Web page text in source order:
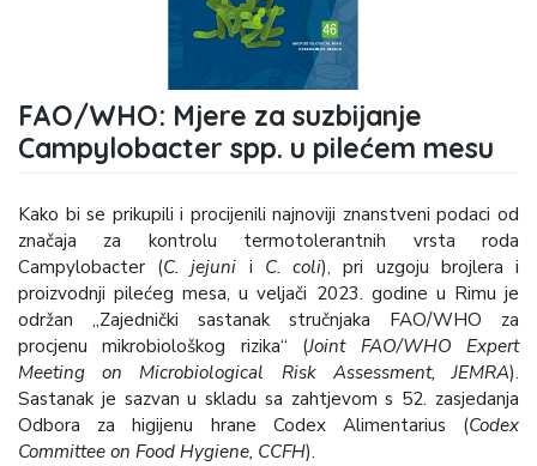
FAO/WHO: Mjere za suzbijanje
Campylobacter spp. u pilećem mesu
Kako bi se prikupili i procijenili najnoviji znanstveni podaci od
značaja za kontrolu termotolerantnih vrsta roda
Campylobacter (C. jejuni i C. coli), pri uzgoju brojlera i
proizvodnji pilećeg mesa, u veljači 2023. godine u Rimu je
održan „Zajednički sastanak stručnjaka FAO/WHO za
procjenu mikrobiološkog rizika“ (Joint FAO/WHO Expert
Meeting on Microbiological Risk Assessment, JEMRA).
Sastanak je sazvan u skladu sa zahtjevom s 52. zasjedanja
Odbora za higijenu hrane Codex Alimentarius (Codex
Committee on Food Hygiene, CCFH).